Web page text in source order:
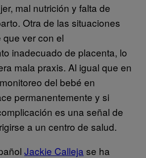
mal nutrición y falta de
Otra de las situaciones
ver con el
inadecuado de placenta, lo
mala praxis. Al igual que en
del bebé en
permanentemente y si
es una señal de
a un centro de salud.
Jackie Calleja se ha